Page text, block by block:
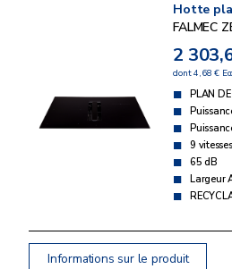
Hotte
FALMEC
2
dont 4,68 €
PLAN
9 vitesses
65 dB
Largeur
Informations sur le produit